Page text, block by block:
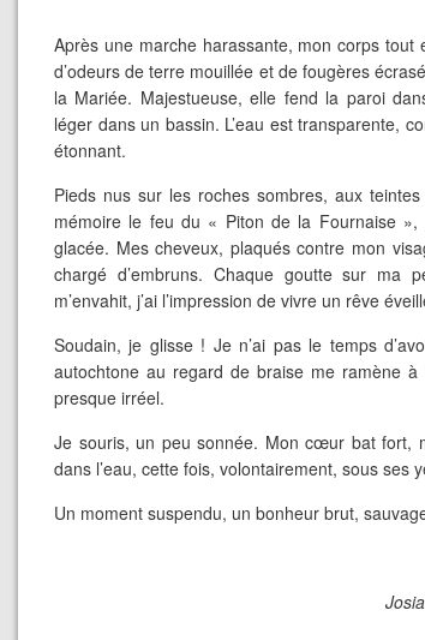
Après une marche harassante, mon corps
d’odeurs de terre mouillée et de fougères
la Mariée. Majestueuse, elle fend la paroi
léger dans un bassin. L’eau est transparente,
étonnant.
Pieds nus sur les roches sombres, aux
mémoire le feu du « Piton de la Fournaise
glacée. Mes cheveux, plaqués contre mon
chargé d’embruns. Chaque goutte sur ma
m’envahit, j’ai l’impression de vivre un rêve
Soudain, je glisse ! Je n’ai pas le temps
autochtone au regard de braise me ramène à
presque irréel.
Je souris, un peu sonnée. Mon cœur bat fort,
dans l’eau, cette fois, volontairement, sous ses
Un moment suspendu, un bonheur brut,